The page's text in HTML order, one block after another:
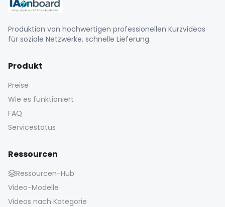
Produktion von hochwertigen professionellen Kurzvideos
für soziale Netzwerke, schnelle Lieferung.
Produkt
Preise
Wie es funktioniert
FAQ
Servicestatus
Ressourcen
Ressourcen-Hub
Video-Modelle
Videos nach Kategorie